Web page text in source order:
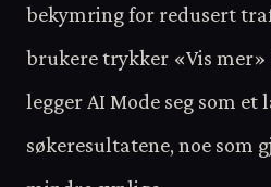
bekymring for redusert
brukere trykker «Vis mer»
legger AI Mode seg som et
søkeresultatene, noe som